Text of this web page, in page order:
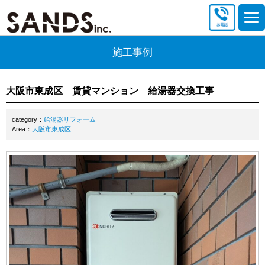
施工事例
大阪市東成区 賃貸マンション 給湯器交換工事
category： 給湯器リフォーム
Area： 大阪市東成区